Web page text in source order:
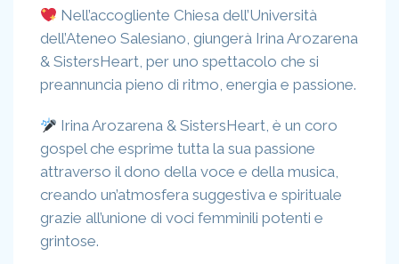
Nell’accogliente Chiesa dell’Università
dell’Ateneo Salesiano, giungerà Irina Arozarena
& SistersHeart, per uno spettacolo che si
preannuncia pieno di ritmo, energia e passione.
Irina Arozarena & SistersHeart, è un coro
gospel che esprime tutta la sua passione
attraverso il dono della voce e della musica,
creando un’atmosfera suggestiva e spirituale
grazie all’unione di voci femminili potenti e
grintose.